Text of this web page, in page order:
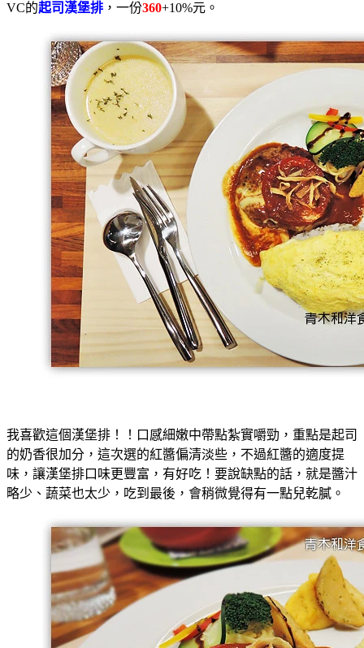
VC的起司漢堡排 ，一份360+10%元。
我喜歡這個漢堡排！！口感細嫩中帶點紮實嚼勁，重點是起司
的奶香很加分，這次選的紅醬偏清淡些，不過紅醬的適度提
味，讓漢堡排口味更豐富，有好吃！要說缺點的話，就是醬汁
略少、蔬菜也太少，吃到最後，會稍微覺得有一點兒乾膩。